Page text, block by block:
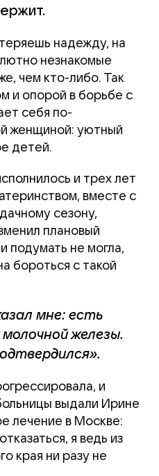
надежду, на
незнакомые
чем кто-либо. Так
и опорой в борьбе с
себя по-
женщиной: уютный
детей.
и трех лет
вместе с
сезону,
плановый
подумать не могла,
бороться с такой
мне: есть
железы.
и
выдали Ирине
лечение в Москве:
я ведь из
края ни разу не